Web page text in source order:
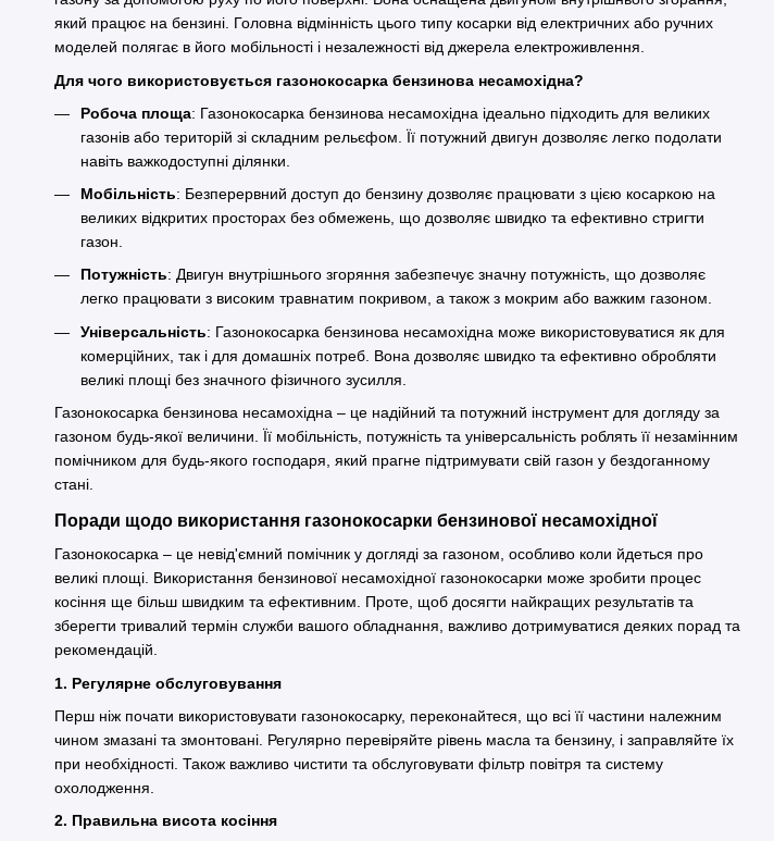
який працює на бензині. Головна відмінність цього типу косарки від електричних або ручних
моделей полягає в його мобільності і незалежності від джерела електроживлення.
Для чого використовується газонокосарка бензинова несамохідна?
Робоча площа: Газонокосарка бензинова несамохідна ідеально підходить для великих
газонів або територій зі складним рельєфом. Її потужний двигун дозволяє легко подолати
навіть важкодоступні ділянки.
Мобільність: Безперервний доступ до бензину дозволяє працювати з цією косаркою на
великих відкритих просторах без обмежень, що дозволяє швидко та ефективно стригти
газон.
Потужність: Двигун внутрішнього згоряння забезпечує значну потужність, що дозволяє
легко працювати з високим травнатим покривом, а також з мокрим або важким газоном.
Універсальність: Газонокосарка бензинова несамохідна може використовуватися як для
комерційних, так і для домашніх потреб. Вона дозволяє швидко та ефективно обробляти
великі площі без значного фізичного зусилля.
Газонокосарка бензинова несамохідна – це надійний та потужний інструмент для догляду за
газоном будь-якої величини. Її мобільність, потужність та універсальність роблять її незамінним
помічником для будь-якого господаря, який прагне підтримувати свій газон у бездоганному
стані.
Поради щодо використання газонокосарки бензинової несамохідної
Газонокосарка – це невід'ємний помічник у догляді за газоном, особливо коли йдеться про
великі площі. Використання бензинової несамохідної газонокосарки може зробити процес
косіння ще більш швидким та ефективним. Проте, щоб досягти найкращих результатів та
зберегти тривалий термін служби вашого обладнання, важливо дотримуватися деяких порад та
рекомендацій.
1. Регулярне обслуговування
Перш ніж почати використовувати газонокосарку, переконайтеся, що всі її частини належним
чином змазані та змонтовані. Регулярно перевіряйте рівень масла та бензину, і заправляйте їх
при необхідності. Також важливо чистити та обслуговувати фільтр повітря та систему
охолодження.
2. Правильна висота косіння